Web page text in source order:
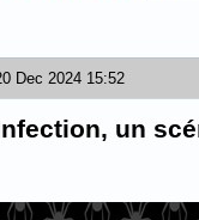
Dec 2024 15:52
un